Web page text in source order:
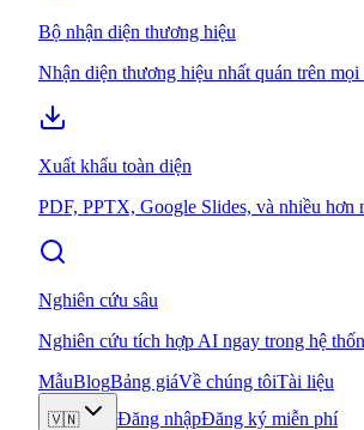
Bộ nhận diện thương hiệu
Nhận diện thương hiệu nhất quán trên mọi
Xuất khẩu toàn diện
PDF, PPTX, Google Slides, và nhiều hơn
Nghiên cứu sâu
Nghiên cứu tích hợp AI ngay trong hệ
MẫuBlogBảng giáVề chúng tôiTài liệu
🇻🇳 Đăng nhậpĐăng ký miễn phí